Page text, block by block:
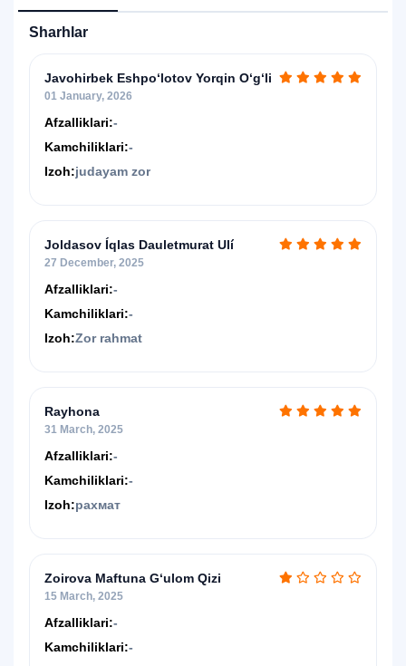
Sharhlar
Javohirbek Eshpo‘lotov Yorqin O‘g‘li
01 January, 2026
Afzalliklari:-
Kamchiliklari:-
Izoh:judayam zor
Joldasov Íqlas Dauletmurat Ulí
27 December, 2025
Afzalliklari:-
Kamchiliklari:-
Izoh:Zor rahmat
Rayhona
31 March, 2025
Afzalliklari:-
Kamchiliklari:-
Izoh:рахмат
Zoirova Maftuna G‘ulom Qizi
15 March, 2025
Afzalliklari:-
Kamchiliklari:-